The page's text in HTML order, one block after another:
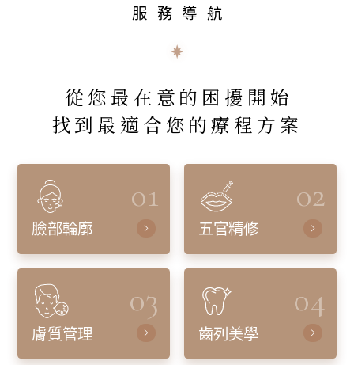
服務導航
從您最在意的困擾開始
找到最適合您的療程方案
01
臉部輪廓
02
五官精修
03
膚質管理
04
齒列美學